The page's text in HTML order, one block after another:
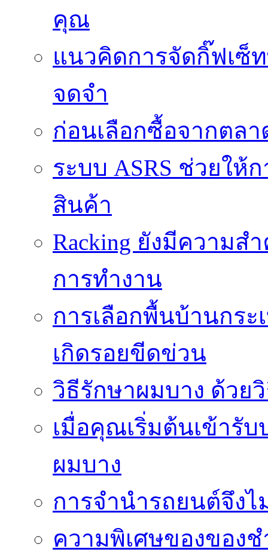
คุณ
แนวคิดการจัดกิ๊ฟเซ็
จดจำ
ก่อนเลือกซื้อจากตล
ระบบ ASRS ช่วยให้
สินค้า
Racking ยังมีความ
การทำงาน
การเลือกพื้นบ้านกร
เกิดรอยขีดข่วน
วิธีรักษาผมบาง ด้วย
เมื่อคุณเริ่มต้นเข้ารั
ผมบาง
การจำนำรถยนต์จึงไ
ความพิเศษของของ